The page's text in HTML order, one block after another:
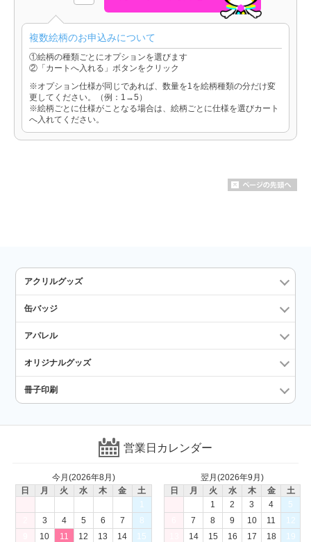
複数絵柄のお申込みについて
①絵柄の種類ごとにオプションを選びます
②「カートへ入れる」ボタンをクリック
※オプション仕様が同じであれば、数量を1を絵柄種類の分だけ変
更してください。（例：1→5）
※絵柄ごとに仕様がことなる場合は、絵柄ごとに仕様を選びカート
へ入れてください。
アクリルグッズ
缶バッジ
アパレル
オリジナルグッズ
冊子印刷
営業日カレンダー
今月(2026年8月)
日
月 火 水 木 金
土
1
3 4 5 6 7
8
10 11 12 13 14
15
翌月(2026年9月)
日
月 火 水 木 金
土
1
2 3 4
5
7 8 9 10 11
12
14 15 16 17 18
19